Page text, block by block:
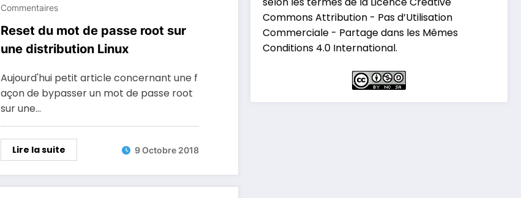
Commentaires
Reset du mot de passe root sur
une distribution Linux
Aujourd'hui petit article concernant une f
açon de bypasser un mot de passe root
sur une…
Lire la suite 9 Octobre 2018
Commons Attribution - Pas d’Utilisation
Commerciale - Partage dans les Mêmes
Conditions 4.0 International.